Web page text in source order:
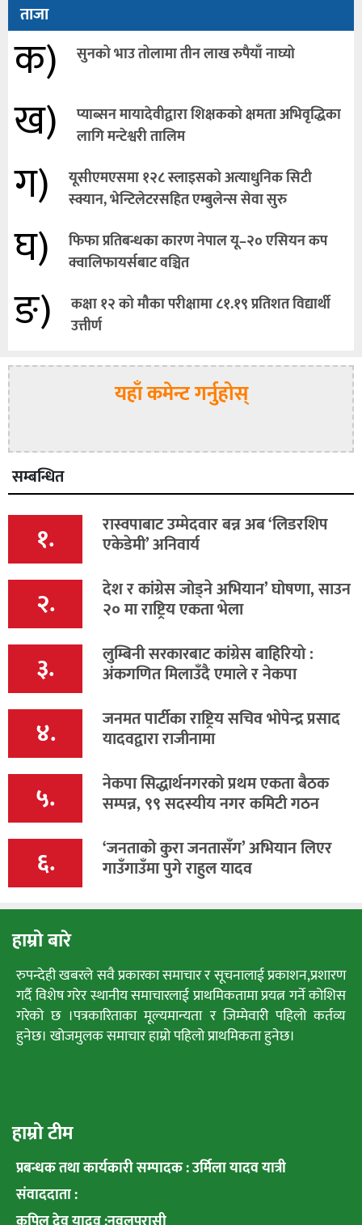
ताजा
क) सुनको भाउ तोलामा तीन लाख रुपैयाँ नाघ्यो
ख)
प्याब्सन मायादेवीद्वारा शिक्षकको क्षमता अभिवृद्धिका
लागि मन्टेश्वरी तालिम
ग)
यूसीएमएसमा १२८ स्लाइसको अत्याधुनिक सिटी
स्क्यान, भेन्टिलेटरसहित एम्बुलेन्स सेवा सुरु
घ)
फिफा प्रतिबन्धका कारण नेपाल यू–२० एसियन कप
क्वालिफायर्सबाट वञ्चित
ङ)
कक्षा १२ को मौका परीक्षामा ८१.१९ प्रतिशत विद्यार्थी
उत्तीर्ण
यहाँ कमेन्ट गर्नुहोस्
सम्बन्धित
१. रास्वपाबाट उम्मेदवार बन्न अब ‘लिडरशिप
एकेडेमी’ अनिवार्य
२. देश र कांग्रेस जोड्ने अभियान’ घोषणा, साउन
२० मा राष्ट्रिय एकता भेला
३. लुम्बिनी सरकारबाट कांग्रेस बाहिरियाे :
अंकगणित मिलाउँदै एमाले र नेकपा
४. जनमत पार्टीका राष्ट्रिय सचिव भोपेन्द्र प्रसाद
यादवद्वारा राजीनामा
५. नेकपा सिद्धार्थनगरको प्रथम एकता बैठक
सम्पन्न, ९९ सदस्यीय नगर कमिटी गठन
६. ‘जनताको कुरा जनतासँग’ अभियान लिएर
गाउँगाउँमा पुगे राहुल यादव
हाम्रो बारे
रुपन्देही खबरले सवै प्रकारका समाचार र सूचनालाई प्रकाशन,प्रशारण
गर्दै विशेष गरेर स्थानीय समाचारलाई प्राथमिकतामा प्रयत्न गर्ने कोशिस
गरेको छ ।पत्रकारिताका मूल्यमान्यता र जिम्मेवारी पहिलो कर्तव्य
हुनेछ। खोजमुलक समाचार हाम्रो पहिलो प्राथमिकता हुनेछ।
हाम्रो टीम
प्रबन्धक तथा कार्यकारी सम्पादक : उर्मिला यादव यात्री
संवाददाता :